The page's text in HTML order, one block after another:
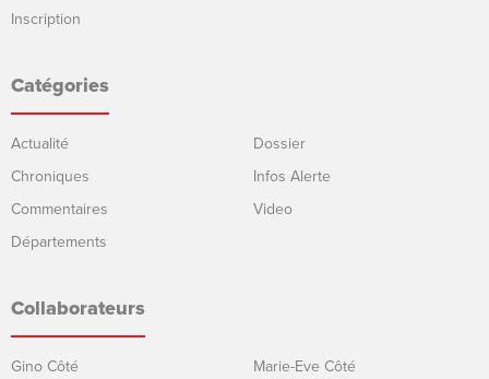
Inscription
Catégories
Actualité
Chroniques
Commentaires
Départements
Dossier
Infos Alerte
Video
Collaborateurs
Gino Côté Marie-Eve Côté